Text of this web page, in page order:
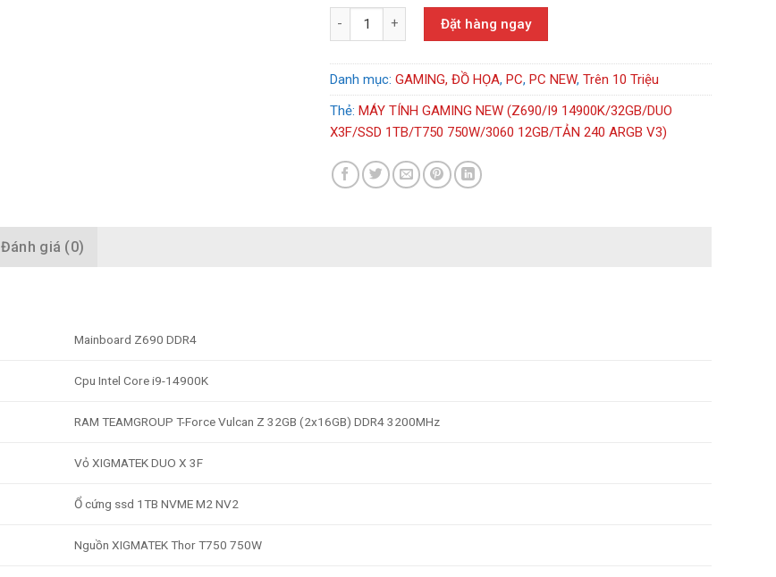
MÁY TÍNH GAMING NEW (Z690/I9 14900K/32GB/DUO X3F/SSD 1TB/T750
Đặt hàng ngay
Danh mục: GAMING, ĐỒ HỌA, PC, PC NEW, Trên 10 Triệu
Thẻ: MÁY TÍNH GAMING NEW (Z690/I9 14900K/32GB/DUO
X3F/SSD 1TB/T750 750W/3060 12GB/TẢN 240 ARGB V3)
Đánh giá (0)
Mainboard Z690 DDR4
Cpu Intel Core i9-14900K
RAM TEAMGROUP T-Force Vulcan Z 32GB (2x16GB) DDR4 3200MHz
Vỏ XIGMATEK DUO X 3F
Ổ cứng ssd 1TB NVME M2 NV2
Nguồn XIGMATEK Thor T750 750W